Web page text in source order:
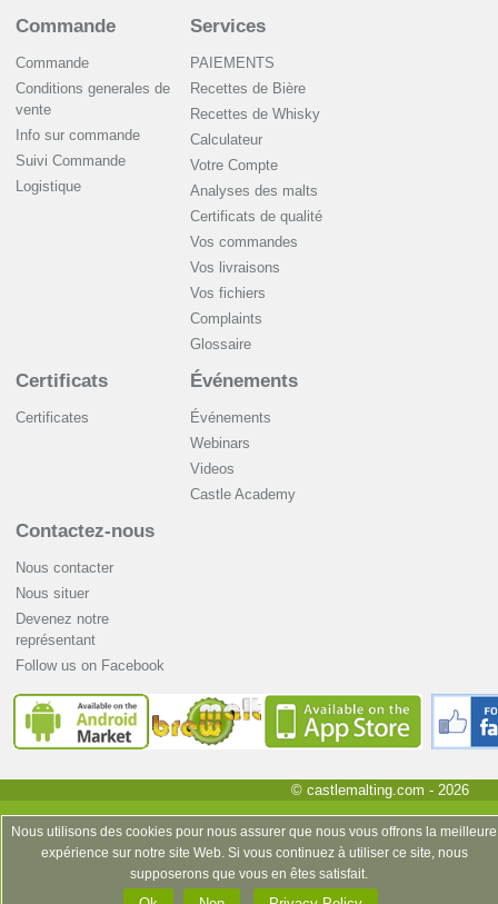
Commande
Commande
Conditions generales de
vente
Info sur commande
Suivi Commande
Logistique
Services
PAIEMENTS
Recettes de Bière
Recettes de Whisky
Сalculateur
Votre Compte
Analyses des malts
Certificats de qualité
Vos commandes
Vos livraisons
Vos fichiers
Complaints
Glossaire
Certificats
Certificates
Événements
Événements
Webinars
Videos
Castle Academy
Contactez-nous
Nous contacter
Nous situer
Devenez notre
représentant
Follow us on Facebook
© castlemalting.com - 2026
Nous utilisons des cookies pour nous assurer que nous vous offrons la meilleure
expérience sur notre site Web. Si vous continuez à utiliser ce site, nous
supposerons que vous en êtes satisfait.